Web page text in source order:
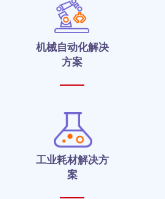
机械自动化解决
方案
工业耗材解决方
案